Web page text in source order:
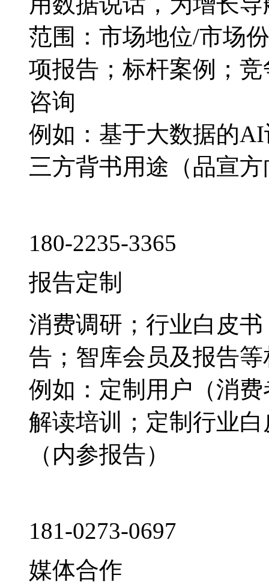
范围：市场地位/市场
项报告；标杆案例；
咨询
例如：基于大数据的
三方背书用途（品宣
180-2235-3365
报告定制
消费调研；行业白皮
告；智库会员及报告
例如：定制用户（消
解读培训；定制行业
（内参报告）
181-0273-0697
媒体合作